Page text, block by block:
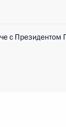
с Президентом